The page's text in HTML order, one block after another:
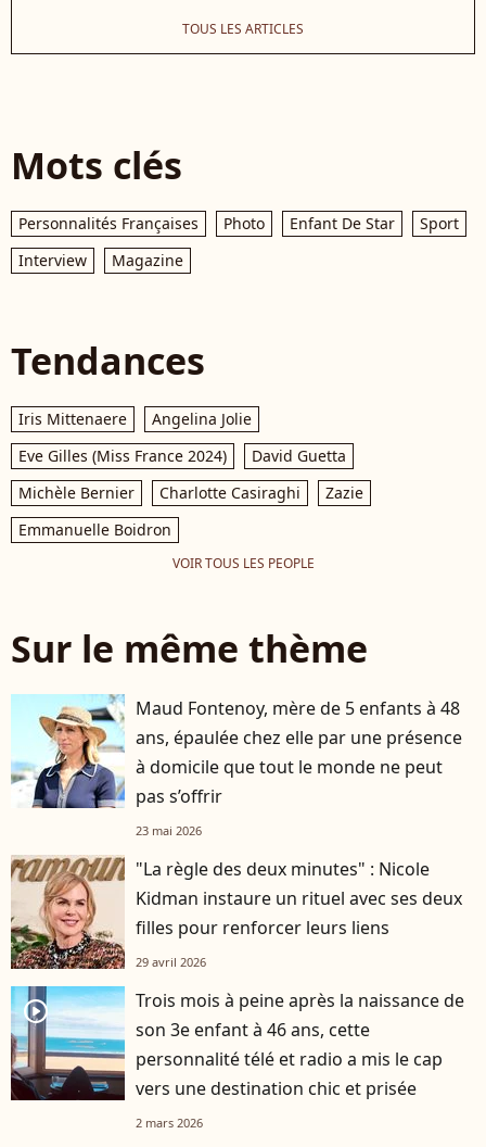
TOUS LES ARTICLES
Mots clés
Personnalités Françaises Photo Enfant De Star
Sport
Interview
Magazine
Tendances
Iris Mittenaere
Angelina Jolie
Eve Gilles (Miss France 2024)
David Guetta
Michèle Bernier
Charlotte Casiraghi
Zazie
Emmanuelle Boidron
VOIR TOUS LES PEOPLE
Sur le même thème
Maud Fontenoy, mère de 5 enfants à 48
ans, épaulée chez elle par une présence
à domicile que tout le monde ne peut
pas s’offrir
23 mai 2026
"La règle des deux minutes" : Nicole
Kidman instaure un rituel avec ses deux
filles pour renforcer leurs liens
29 avril 2026
player2
Trois mois à peine après la naissance de
son 3e enfant à 46 ans, cette
personnalité télé et radio a mis le cap
vers une destination chic et prisée
2 mars 2026